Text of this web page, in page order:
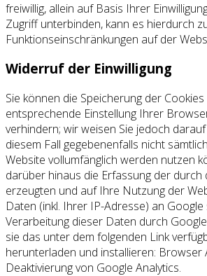
freiwillig, allein auf Basis Ihrer
Zugriff unterbinden, kann es hierdurch
Funktionseinschränkungen auf der
Widerruf der Einwilligung
Sie können die Speicherung der
entsprechende Einstellung Ihrer
verhindern; wir weisen Sie jedoch darauf
diesem Fall gegebenenfalls nicht
Website vollumfänglich werden nutzen
darüber hinaus die Erfassung der durch
erzeugten und auf Ihre Nutzung der
Daten (inkl. Ihrer IP-Adresse) an
Verarbeitung dieser Daten durch
sie das unter dem folgenden Link
herunterladen und installieren: Browser
Deaktivierung von Google Analytics.